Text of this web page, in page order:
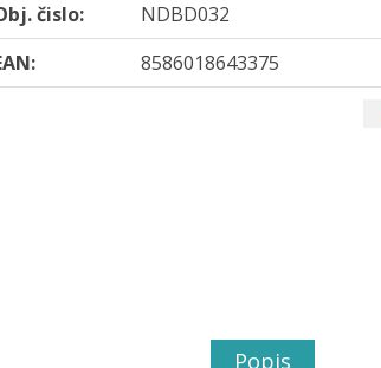
čislo:
NDBD032
8586018643375
Popis